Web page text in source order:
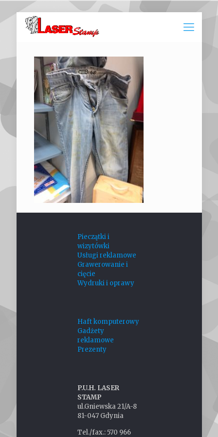
Pieczątki i
wizytówki
Usługi reklamowe
Grawerowanie i
cięcie
Wydruki i oprawy
Haft komputerowy
Gadżety
reklamowe
Prezenty
P.U.H. LASER
STAMP
ul.Gniewska 21/A-8
81-047 Gdynia
Tel./fax.: 570 966